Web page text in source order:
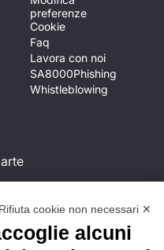
è
preferenze
Cookie
Faq
Lavora con noi
SA8000Phishing
Whistleblowing
Rifiuta cookie non necessari ✕
alcuni